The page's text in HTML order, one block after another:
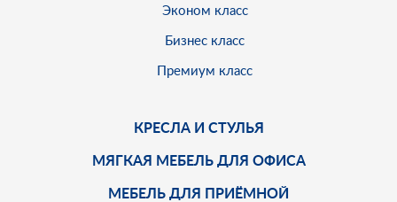
Эконом класс
Бизнес класс
Премиум класс
КРЕСЛА И СТУЛЬЯ
МЯГКАЯ МЕБЕЛЬ ДЛЯ ОФИСА
МЕБЕЛЬ ДЛЯ ПРИЁМНОЙ